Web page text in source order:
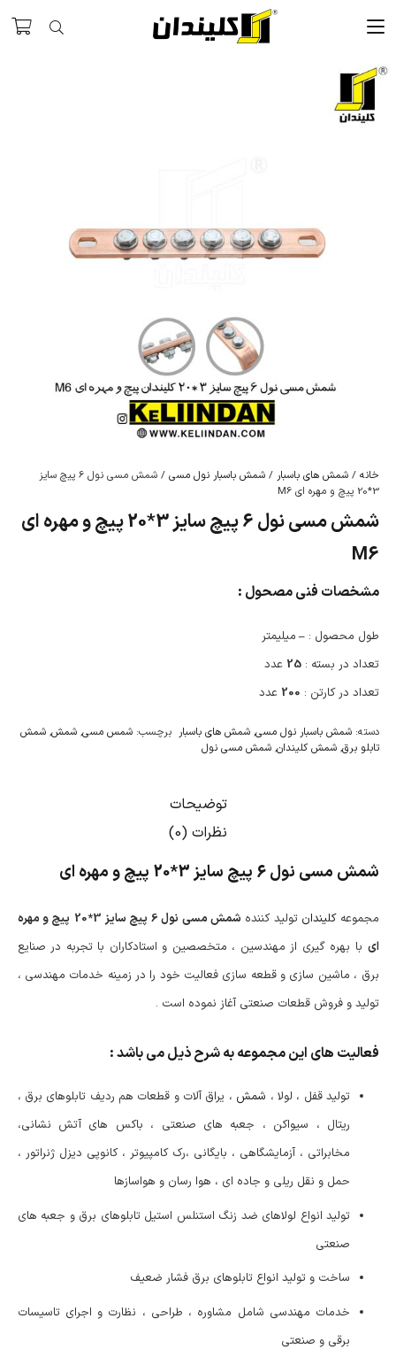
خانه /شمش های باسبار /شمش باسبار نول مسی
/ شمش مسی نول 6 پیچ سایز
3*20 پیچ و مهره ای M6
شمش مسی نول 6 پیچ سایز 3*20 پیچ و مهره ای
M6
مشخصات فنی مصحول :
طول محصول :– میلیمتر
تعداد در بسته :25 عدد
تعداد در کارتن : 200 عدد
دسته:شمش باسبار نول مسی,شمش های باسبار برچسب:شمس مسی,شمش,شمش
تابلو برق,شمش کلیندان,شمش مسی نول
توضیحات
نظرات (0)
شمش مسی نول 6 پیچ سایز 20*3 پیچ و مهره ای
مجموعهکلیندان تولید کننده شمش مسی نول 6 پیچ سایز 20*3 پیچ و مهره
ای با بهره گیری از مهندسین ، متخصصین و استادکاران با تجربه در صنایع
برق ، ماشین سازی و قطعه سازی فعالیت خود را در زمینه خدمات مهندسی ،
تولید و فروش قطعات صنعتی آغاز نموده است .
فعالیت های این مجموعه به شرح ذیل می باشد :
تولید قفل ، لولا ، شمش ، یراق آلات و قطعات هم ردیف تابلوهای برق ،
ریتال ، سیواکن ، جعبه های صنعتی ، باکس های آتش نشانی،
مخابراتی ، آزمایشگاهی ، بایگانی ،رک کامپیوتر ، کانوپی دیزل ژنراتور ،
حمل و نقل ریلی و جاده ای ، هوا رسان و هواسازها
تولید انواع لولاهای ضد زنگ استنلس استیل تابلوهای برق و جعبه های
صنعتی
ساخت و تولید انواع تابلوهای برق فشار ضعیف
خدمات مهندسی شامل مشاوره ، طراحی ، نظارت و اجرای تاسیسات
برقی و صنعتی